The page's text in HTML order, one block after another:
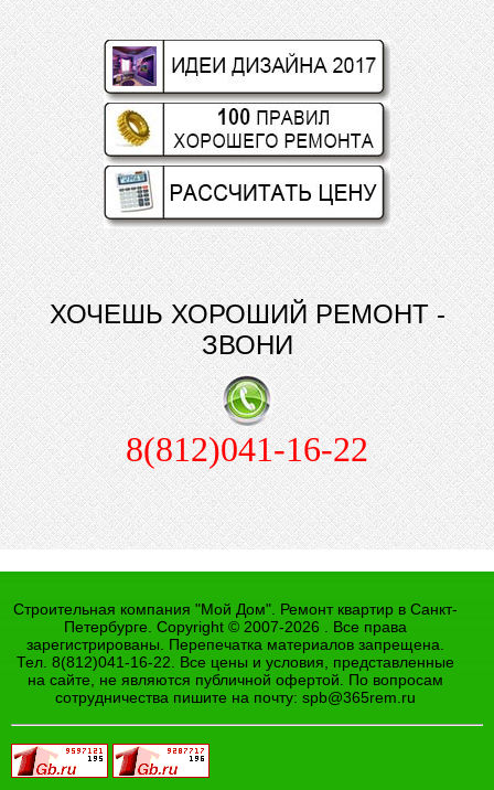
ХОЧЕШЬ ХОРОШИЙ РЕМОНТ -
ЗВОНИ
8(812)041-16-22
Строительная компания "Мой Дом". Ремонт квартир в Санкт-
Петербурге. Copyright © 2007-2026 . Все права
зарегистрированы. Перепечатка материалов запрещена.
Тел. 8(812)041-16-22. Все цены и условия, представленные
на сайте, не являются публичной офертой. По вопросам
сотрудничества пишите на почту: spb@365rem.ru